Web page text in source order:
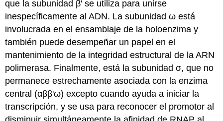
que la subunidad β' se utiliza para unirse
inespecíficamente al ADN. La subunidad ω está
involucrada en el ensamblaje de la holoenzima y
también puede desempeñar un papel en el
mantenimiento de la integridad estructural de la ARN
polimerasa. Finalmente, está la subunidad σ, que no
permanece estrechamente asociada con la enzima
central (αββ'ω) excepto cuando ayuda a iniciar la
transcripción, y se usa para reconocer el promotor al